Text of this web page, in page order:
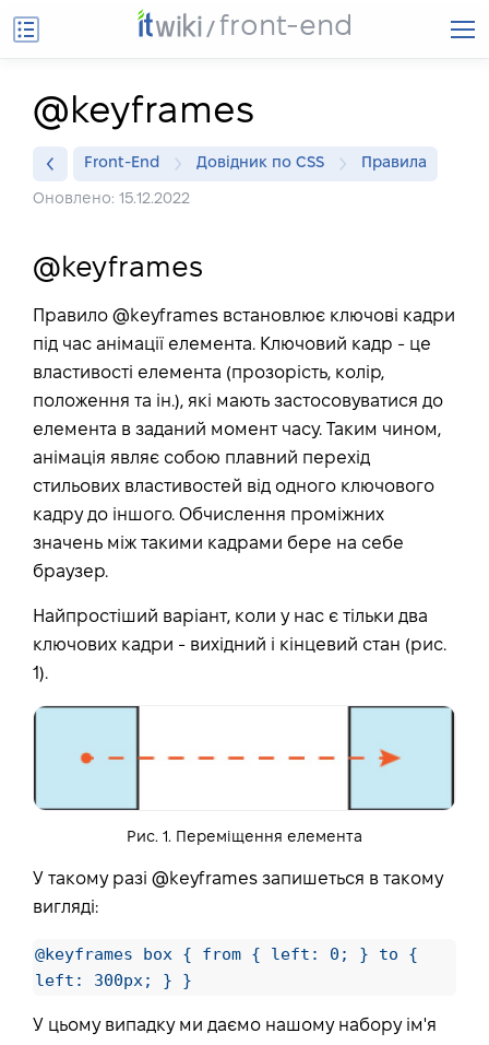
front-end
@keyframes
Front-End Довідник по CSS Правила
Оновлено: 15.12.2022
@keyframes
Правило @keyframes встановлює ключові кадри
під час анімації елемента. Ключовий кадр - це
властивості елемента (прозорість, колір,
положення та ін.), які мають застосовуватися до
елемента в заданий момент часу. Таким чином,
анімація являє собою плавний перехід
стильових властивостей від одного ключового
кадру до іншого. Обчислення проміжних
значень між такими кадрами бере на себе
браузер.
Найпростіший варіант, коли у нас є тільки два
ключових кадри - вихідний і кінцевий стан (рис.
1).
Рис. 1. Переміщення елемента
У такому разі @keyframes запишеться в такому
вигляді:
@keyframes box { from { left: 0; } to {
left: 300px; } }
У цьому випадку ми даємо нашому набору ім'я